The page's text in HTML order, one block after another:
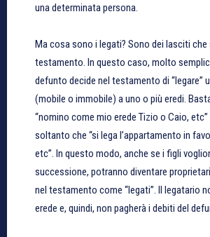
una determinata persona.
Ma cosa sono i legati? Sono dei lasciti che
testamento. In questo caso, molto
defunto decide nel testamento di “legare”
(mobile o immobile) a uno o più eredi.
“nomino come mio erede Tizio o Caio, etc”
soltanto che “si lega l’appartamento in
etc”. In questo modo, anche se i figli
successione, potranno diventare
nel testamento come “legati”. Il legatario
erede e, quindi, non pagherà i debiti del